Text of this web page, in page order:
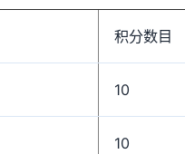
积分数目
10
10